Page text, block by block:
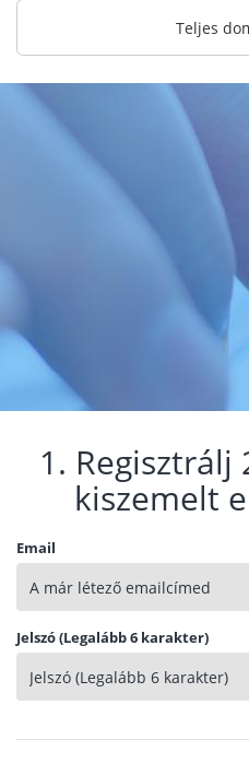
Teljes
1. Regisztrálj
kiszemelt
Email
Jelszó (Legalább 6 karakter)